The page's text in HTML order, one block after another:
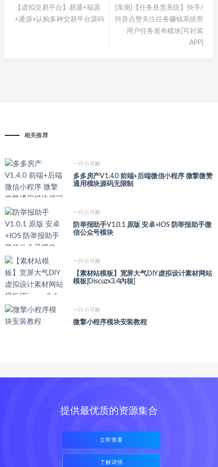
【虚拟交易平台】易通+福源
+通源+认购多种交易平台源码
[亲测]【任务悬赏系统】快手/
抖音点赞关注任务赚钱系统带
用户任务发布模块[可封装
APP]
相关推荐
一只小可耐
多多房产V1.4.0 前端+后端微信小程序 微擎微赞
通用模块源码无限制
一只小可耐
防举报助手V1.0.1 原版 安卓+IOS 防举报助手微
信公众号模块
一只小可耐
【素材站模板】宽屏大气DIY虚拟设计素材网站
模板[Discuzx3.4内核]
一只小可耐
微擎小程序模块安装教程
提供最优质的资源集合
立即查看
了解详情